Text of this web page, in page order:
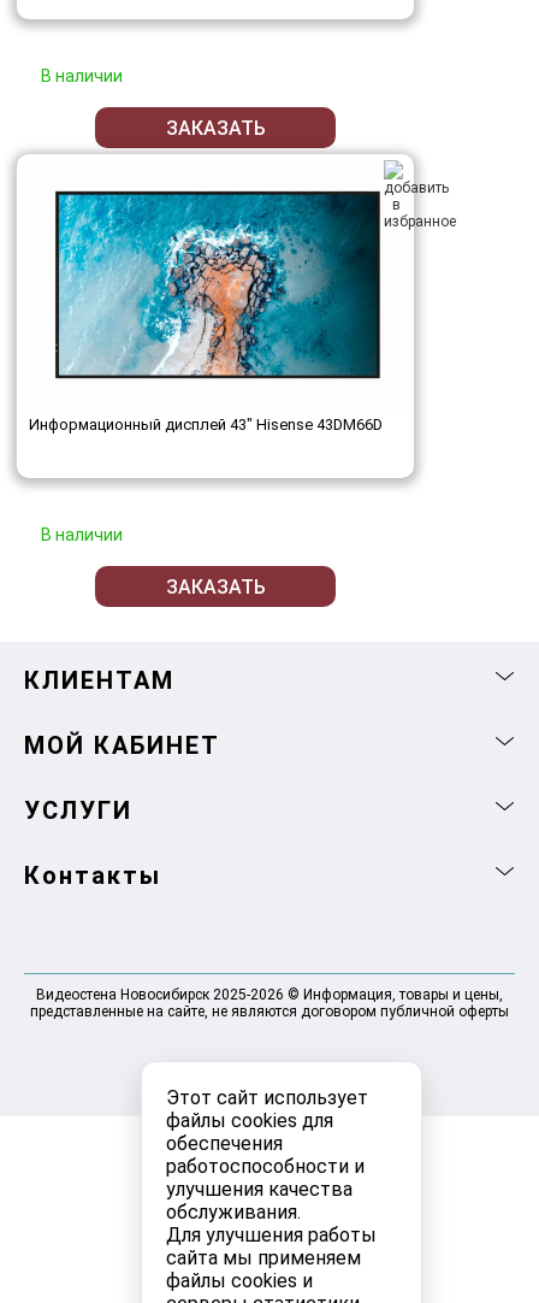
Этот сайт использует
файлы cookies для
обеспечения
работоспособности и
улучшения качества
обслуживания.
Для улучшения работы
сайта мы применяем
файлы cookies и
В наличии
ЗАКАЗАТЬ
Информационный дисплей 43" Hisense 43DM66D
В наличии
ЗАКАЗАТЬ
КЛИЕНТАМ
МОЙ КАБИНЕТ
УСЛУГИ
Контакты
Видеостена Новосибирск 2025-2026 © Информация, товары и цены,
представленные на сайте, не являются договором публичной оферты